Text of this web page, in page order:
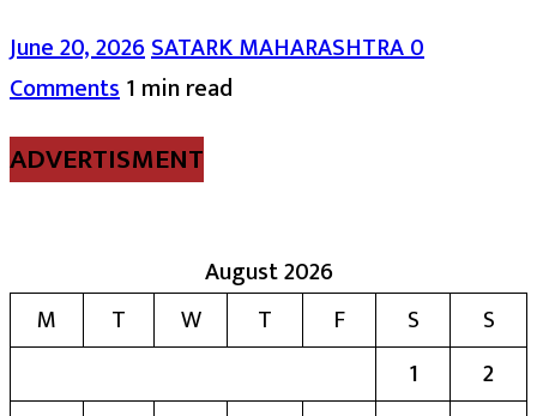
June 20, 2026SATARK MAHARASHTRA0
Comments1 min read
ADVERTISMENT
August 2026
M
T W T F S
S
1
2